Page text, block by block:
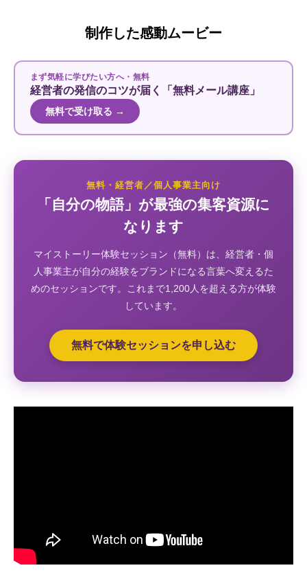
制作した感動ムービー
まず気軽に学びたい方へ・無料
経営者の発信のコツが届く「無料メール講座」
無料で受け取る →
無料・経営者／個人事業主向け
「自分の物語」が最強の集客資源に
なります
マイストーリー体験セッション（無料）は、経営者・個
人事業主が自分の経験をブランドになる言葉へ変えるた
めのセッションです。これまで1,200人を超える方が体験
しています。
無料で体験セッションを申し込む